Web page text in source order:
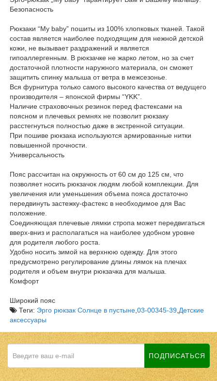
Безопасность
Рюкзаки “My baby” пошиты из 100% хлопковых тканей. Такой
состав является наиболее подходящим для нежной детской
кожи, не вызывает раздражений и является
гипоаллергенным. В рюкзачке не жарко летом, но за счет
достаточной плотности наружного материала, он сможет
защитить спинку малыша от ветра в межсезонье.
Вся фурнитура только самого высокого качества от ведущего
производителя – японской фирмы “YKK”.
Наличие страховочных резинок перед фастексами на
поясном и плечевых ремнях не позволит рюкзаку
расстегнуться полностью даже в экстренной ситуации.
При пошиве рюкзака используются армированные нитки
повышенной прочности.
Универсальность
Пояс рассчитан на окружность от 60 см до 125 см, что
позволяет носить рюкзачок людям любой комплекции. Для
увеличения или уменьшения объема пояса достаточно
передвинуть застежку-фастекс в необходимое для Вас
положение.
Соединяющая плечевые лямки стропа может передвигаться
вверх-вниз и располагаться на наиболее удобном уровне
для родителя любого роста.
Удобно носить зимой на верхнюю одежду. Для этого
предусмотрено регулирование длины лямок на плечах
родителя и объем внутри рюкзачка для малыша.
Комфорт
Широкий пояс
Теги: Эрго рюкзак Солнце в пустыне 03-00345-39 Детские
аксессуары
ПОДПИСАТЬСЯ